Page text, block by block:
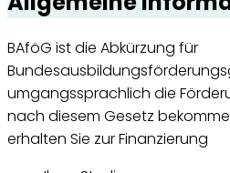
BAföG ist die Abkürzung für
umgangssprachlich die
nach diesem Gesetz
erhalten Sie zur Finanzierung